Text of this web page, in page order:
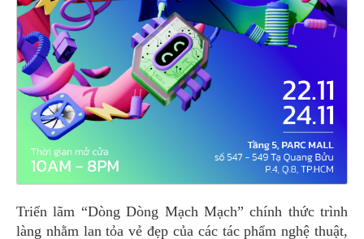
Triển lãm “Dòng Dòng Mạch Mạch” chính thức trình
làng nhằm lan tỏa vẻ đẹp của các tác phẩm nghệ thuật,